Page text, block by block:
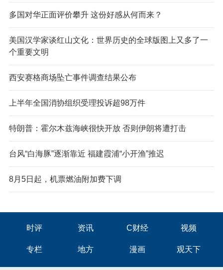
多国对华正面评价攀升 这份好感从何而来？
美国汉学家谈红山文化：世界历史的全球版图上又多了一
个重要文明
西安赛格商场坠亡事件调查结果公布
上半年全国消协组织受理投诉超98万件
特朗普：霍尔木兹海峡很快开放 否则伊朗将遭打击
台风“白海豚”逐渐靠近 福建霞浦“小开渔”推迟
8月5日起，机票燃油附加费下调
时评 资讯 C财经 视频
专栏 地方 漫画 观天下